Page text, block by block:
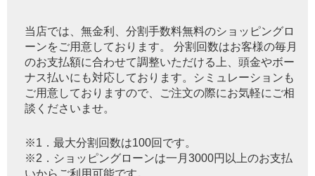
当店では、無金利、分割手数料無料のショッピングロ
ーンをご用意しております。 分割回数はお客様の毎月
のお支払額に合わせて調整いただける上、頭金やボー
ナス払いにも対応しております。シミュレーションも
ご用意しておりますので、ご注文の際にお気軽にご相
談くださいませ。
※1．最大分割回数は100回です。
※2．ショッピングローンは一月3000円以上のお支払
いからご利用可能です。